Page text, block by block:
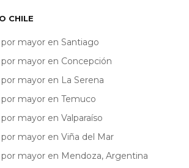
CHILE
mayor en Santiago
por mayor en Concepción
mayor en La Serena
por mayor en Temuco
mayor en Valparaíso
mayor en Viña del Mar
por mayor en Mendoza, Argentina